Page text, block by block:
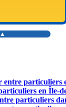
particuliers
en Île-
particuliers